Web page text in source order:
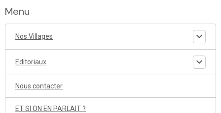
Menu
Nos Villages
Editoriaux
Nous contacter
ET SI ON EN PARLAIT ?